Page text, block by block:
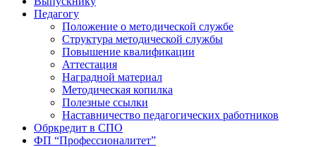
Педагогу
Положение о методической службе
Структура методической службы
Повышение квалификации
Аттестация
Наградной материал
Методическая копилка
Полезные ссылки
Наставничество педагогических работников
Обркредит в СПО
ФП “Профессионалитет”